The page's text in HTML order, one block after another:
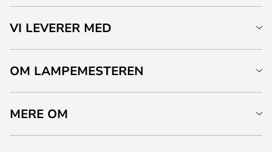
VI LEVERER MED
OM LAMPEMESTEREN
MERE OM